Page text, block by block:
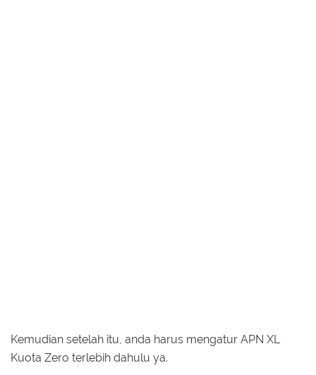
Kemudian setelah itu, anda harus mengatur APN XL
Kuota Zero terlebih dahulu ya.